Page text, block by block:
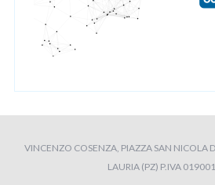
VINCENZO COSENZA, PIAZZA SAN NICOLA
LAURIA (PZ) P.IVA